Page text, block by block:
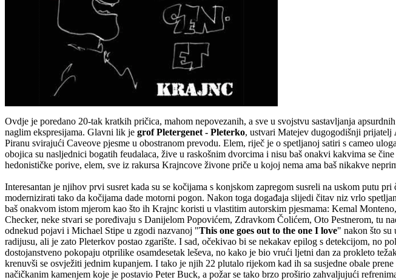
Ovdje je poredano 20-tak kratkih pričica, mahom nepovezanih, a sve u svojstvu sastavljanja
naglim ekspresijama. Glavni lik je grof Pletergenet - Pleterko, ustvari Matejev dugogodišnji prijatelj
Piranu svirajući Caveove pjesme u obostranom prevodu. Elem, riječ je o spetljanoj satiri s cameo
obojica su nasljednici bogatih feudalaca, žive u raskošnim dvorcima i nisu baš onakvi kakvima se
hedonističke porive, elem, sve iz rakursa Krajncove živone priče u kojoj nema ama baš nikakve
Interesantan je njihov prvi susret kada su se kočijama s konjskom zapregom susreli na uskom putu
modernizirati tako da kočijama dade motorni pogon. Nakon toga događaja slijedi čitav niz vrlo
baš onakvom istom mjerom kao što ih Krajnc koristi u vlastitim autorskim pjesmama: Kemal
Checker, neke stvari se poređivaju s Danijelom Popovićem, Zdravkom Čolićem, Oto Pestnerom, tu
odnekud pojavi i Michael Stipe u zgodi nazvanoj "This one goes out to the one I love" nakon što su
radijusu, ali je zato Pleterkov postao zgarište. I sad, očekivao bi se nekakav epilog s detekcijom,
dostojanstveno pokopaju otprilike osamdesetak leševa, no kako je bio vrući ljetni dan za prokleto
krenuvši se osvježiti jednim kupanjem. I tako je njih 22 plutalo rijekom kad ih sa susjedne obale prene
načičkanim kamenjem koje je postavio Peter Buck, a požar se tako brzo proširio zahvaljujući